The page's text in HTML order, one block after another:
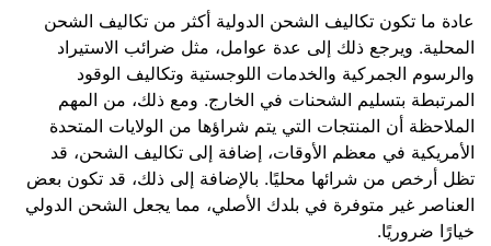
عادة ما تكون تكاليف الشحن الدولية أكثر من تكاليف الشحن
المحلية. ويرجع ذلك إلى عدة عوامل، مثل ضرائب الاستيراد
والرسوم الجمركية والخدمات اللوجستية وتكاليف الوقود
المرتبطة بتسليم الشحنات في الخارج. ومع ذلك، من المهم
الملاحظة أن المنتجات التي يتم شراؤها من الولايات المتحدة
الأمريكية في معظم الأوقات، إضافة إلى تكاليف الشحن، قد
تظل أرخص من شرائها محليًا. بالإضافة إلى ذلك، قد تكون بعض
العناصر غير متوفرة في بلدك الأصلي، مما يجعل الشحن الدولي
خيارًا ضروريًا.